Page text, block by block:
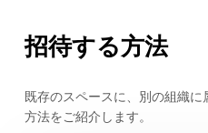
招待する方法
既存のスペースに、別の組織
方法をご紹介します。